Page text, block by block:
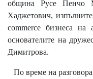
община Русе Пенчо
Хаджетович,
commerce бизнеса на
основателите на
Димитрова.
По време на